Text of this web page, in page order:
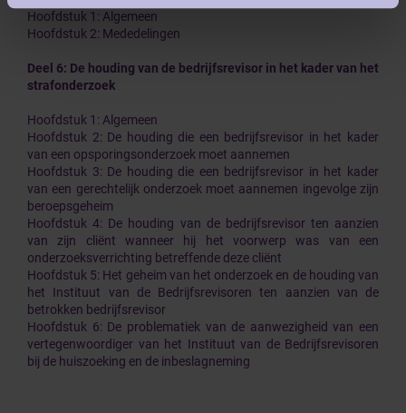
Hoofdstuk 1: Algemeen
Hoofdstuk 2: Mededelingen
Deel 6: De houding van de bedrijfsrevisor in het kader van het
strafonderzoek
Hoofdstuk 1: Algemeen
Hoofdstuk 2: De houding die een bedrijfsrevisor in het kader
van een opsporingsonderzoek moet aannemen
Hoofdstuk 3: De houding die een bedrijfsrevisor in het kader
van een gerechtelijk onderzoek moet aannemen ingevolge zijn
beroepsgeheim
Hoofdstuk 4: De houding van de bedrijfsrevisor ten aanzien
van zijn cliënt wanneer hij het voorwerp was van een
onderzoeksverrichting betreffende deze cliënt
Hoofdstuk 5: Het geheim van het onderzoek en de houding van
het Instituut van de Bedrijfsrevisoren ten aanzien van de
betrokken bedrijfsrevisor
Hoofdstuk 6: De problematiek van de aanwezigheid van een
vertegenwoordiger van het Instituut van de Bedrijfsrevisoren
bij de huiszoeking en de inbeslagneming